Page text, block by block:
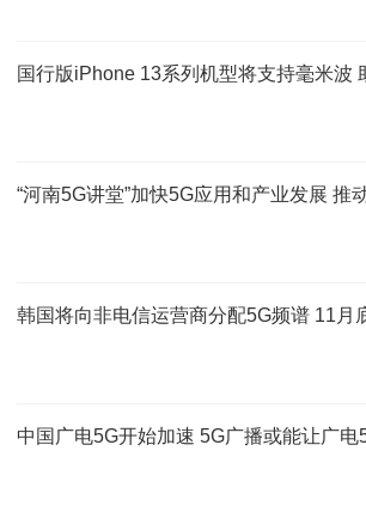
国行版iPhone 13系列机型将支持毫米波
“河南5G讲堂”加快5G应用和产业发展 推
韩国将向非电信运营商分配5G频谱 11月
中国广电5G开始加速 5G广播或能让广电